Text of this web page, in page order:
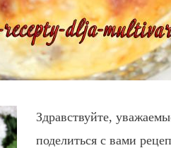
Здравствуйте,
поделиться с вами